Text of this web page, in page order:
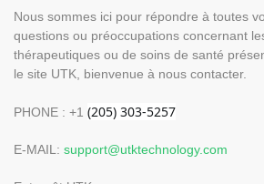
Nous sommes ici pour répondre à toutes
questions ou préoccupations concernant
thérapeutiques ou de soins de santé
le site UTK, bienvenue à nous contacter.
PHONE : +1
E-MAIL: support@utktechnology.com